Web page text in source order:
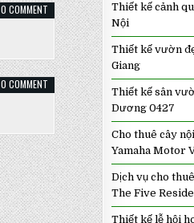
0 COMMENT ON
CÂY
HỒNG
QUẢ
0 COMMENT ON
CÂY
SƠ
Thiết kế cảnh
Nội
Thiết kế vườn
Giang
Thiết kế sân
Dương 0427
Cho thuê cây
Yamaha Motor
Dịch vụ cho
The Five
Thiết kế lễ hội